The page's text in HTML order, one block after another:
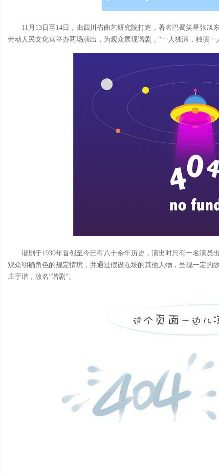
11月13日至14日，由四川省曲艺研究院打造，著名巴蜀笑星张
劳动人民文化宫举办两场演出，为观众展现谐剧，“一人独演，独演一
谐剧于1939年首创至今已有八十余年历史，演出时只有一名演员
观众明确角色的规定情境，并通过假设在场的其他人物，呈现一定的
庄于谐，故名“谐剧”。